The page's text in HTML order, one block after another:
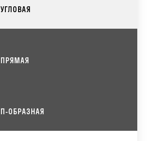
УГЛОВАЯ
ПРЯМАЯ
П-ОБРАЗНАЯ